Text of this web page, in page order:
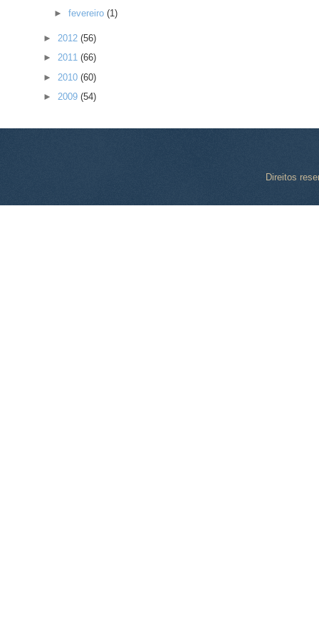
►fevereiro(1)
► 2012 (56)
► 2011 (66)
► 2010 (60)
► 2009 (54)
Direitos